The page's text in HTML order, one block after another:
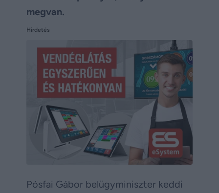
megvan.
Hirdetés
Pósfai Gábor belügyminiszter keddi